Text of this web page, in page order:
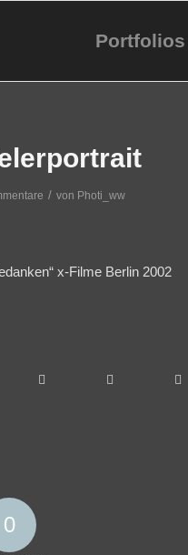
Portfolios
/ von Photi_ww
x-Filme Berlin 2002
0